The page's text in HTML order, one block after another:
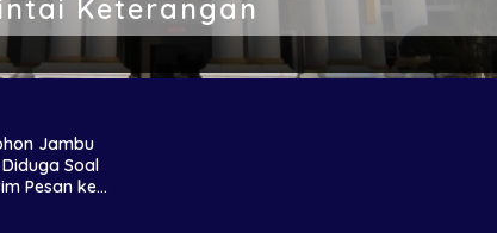
Keterangan
Jambu
Soal
Pesan ke